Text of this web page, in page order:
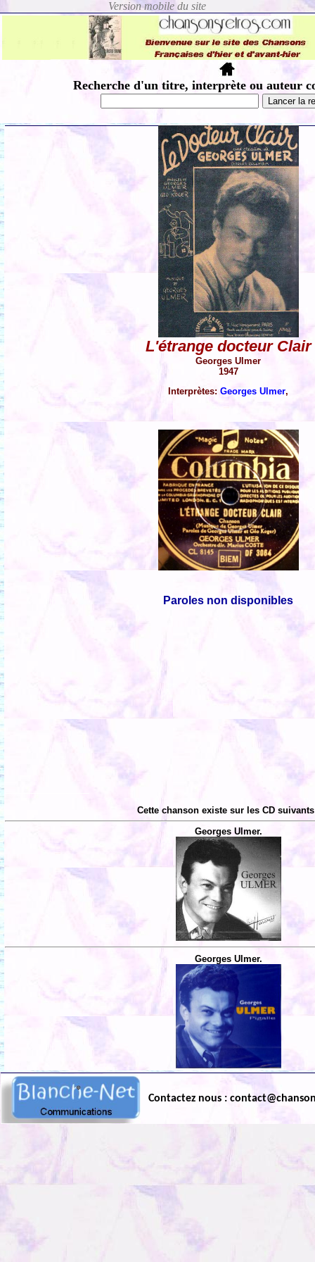
Recherche d'un titre, interprète ou auteur
L'étrange docteur Clair
Georges Ulmer
1947
Interprètes:Georges Ulmer,
Paroles non disponibles
Cette chanson existe sur les CD
Georges Ulmer.
Georges Ulmer.
Contactez nous :